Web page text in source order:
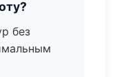
без